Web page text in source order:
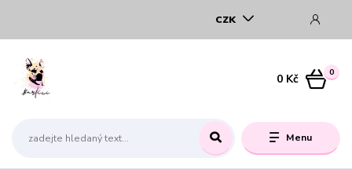
Menu
CZK
0
0 Kč